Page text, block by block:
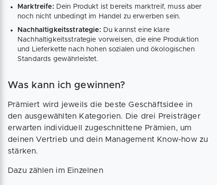
Marktreife: Dein Produkt ist bereits marktreif, muss aber
noch nicht unbedingt im Handel zu erwerben sein.
Nachhaltigkeitsstrategie: Du kannst eine klare
Nachhaltigkeitsstrategie vorweisen, die eine Produktion
und Lieferkette nach hohen sozialen und ökologischen
Standards gewährleistet.
Was kann ich gewinnen?
Prämiert wird jeweils die beste Geschäftsidee in
den ausgewählten Kategorien. Die drei Preisträger
erwarten individuell zugeschnittene Prämien, um
deinen Vertrieb und dein Management Know-how zu
stärken.
Dazu zählen im Einzelnen